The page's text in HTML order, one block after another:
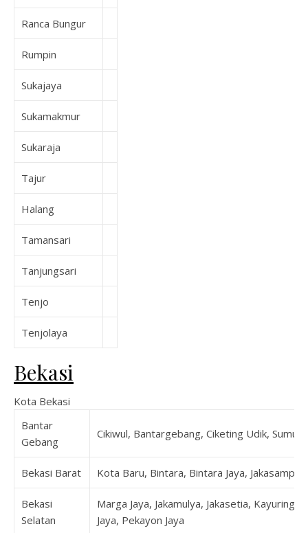
Ranca Bungur
Rumpin
Sukajaya
Sukamakmur
Sukaraja
Tajur
Halang
Tamansari
Tanjungsari
Tenjo
Tenjolaya
Bekasi
Kota Bekasi
Bantar
Gebang
Cikiwul, Bantargebang, Ciketing Udik, Sumur
Bekasi Barat Kota Baru, Bintara, Bintara Jaya,
Bekasi
Selatan
Marga Jaya, Jakamulya, Jakasetia, Kayuringin
Jaya, Pekayon Jaya